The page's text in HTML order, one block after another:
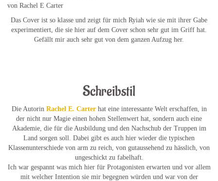
von Rachel E Carter
Das Cover ist so klasse und zeigt für mich Ryiah wie sie mit ihrer Gabe
experimentiert, die sie hier auf dem Cover schon sehr gut im Griff hat.
Gefällt mir auch sehr gut von dem ganzen Aufzug her.
Schreibstil
Die AutorinRachel E. Carter hat eine interessante Welt erschaffen, in
der nicht nur Magie einen hohen Stellenwert hat, sondern auch eine
Akademie, die für die Ausbildung und den Nachschub der Truppen im
Land sorgen soll. Dabei gibt es auch hier wieder die typischen
Klassenunterschiede von arm zu reich, von gutaussehend zu hässlich, von
ungeschickt zu fabelhaft.
Ich war gespannt was mich hier für Protagonisten erwarten und vor allem
mit welcher Intention sie mir begegnen würden und war von der